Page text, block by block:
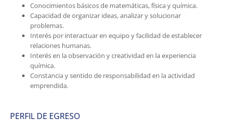
Conocimientos básicos de matemáticas, física y química.
Capacidad de organizar ideas, analizar y solucionar
problemas.
Interés por interactuar en equipo y facilidad de establecer
relaciones humanas.
Interés en la observación y creatividad en la experiencia
química.
Constancia y sentido de responsabilidad en la actividad
emprendida.
PERFIL DE EGRESO